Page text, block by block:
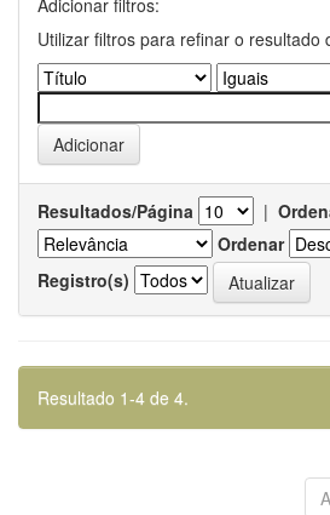
Adicionar filtros:
Utilizar filtros para refinar o resultado
Resultados/Página |
Ordenar
Registro(s)
Resultado 1-4 de 4.